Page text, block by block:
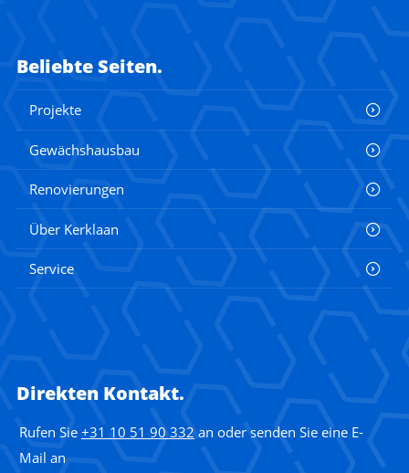
Beliebte Seiten.
Projekte
Gewächshausbau
Renovierungen
Über Kerklaan
Service
Direkten Kontakt.
Rufen Sie +31 10 51 90 332 an oder senden Sie eine E-
Mail an